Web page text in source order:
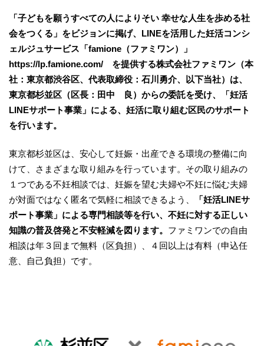
「子どもを願うすべての人によりそい 幸せな人生を歩める社
会をつくる」をビジョンに掲げ、LINEを活用した妊活コンシ
ェルジュサービス「famione（ファミワン）」
https://lp.famione.com/ を提供する株式会社ファミワン（本
社：東京都渋谷区、代表取締役：石川勇介、以下当社）は、
東京都杉並区（区長：田中 良）からの委託を受け、「妊活
LINEサポート事業」による、妊活に取り組む区民のサポート
を行います。
東京都杉並区は、安心して妊娠・出産できる環境の整備に向
けて、さまざまな取り組みを行っています。その取り組みの
１つである不妊相談では、妊娠を望む夫婦や不妊に悩む夫婦
が対面ではなく匿名で気軽に相談できるよう、
「妊活LINEサ
ポート事業」による専門相談等を行い、不妊に対する正しい
知識の普及啓発と不安軽減を図ります。 ファミワンでの自由
相談は年３回まで無料（区負担）、４回以上は有料（申込任
意、自己負担）です。